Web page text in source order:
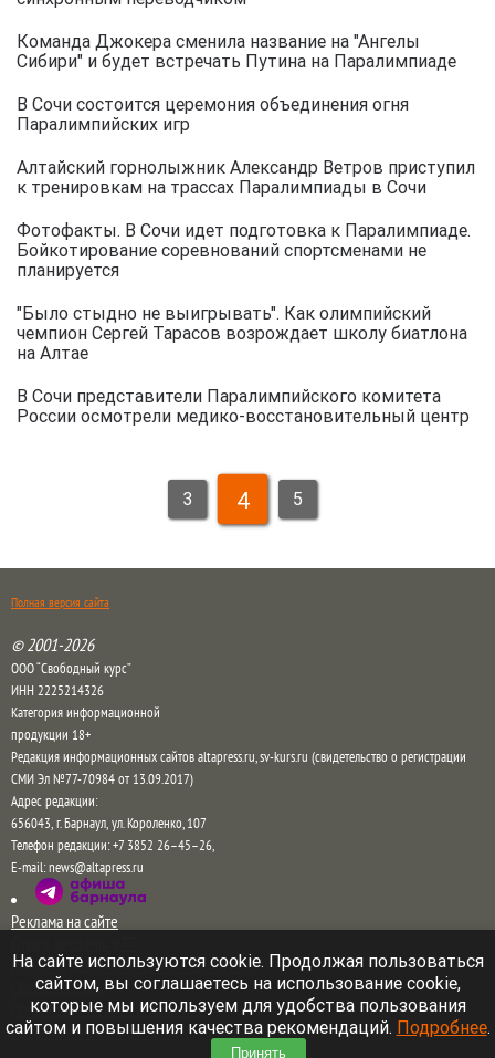
Команда Джокера сменила название на "Ангелы
Сибири" и будет встречать Путина на Паралимпиаде
В Сочи состоится церемония объединения огня
Паралимпийских игр
Алтайский горнолыжник Александр Ветров приступил
к тренировкам на трассах Паралимпиады в Сочи
Фотофакты. В Сочи идет подготовка к Паралимпиаде.
Бойкотирование соревнований спортсменами не
планируется
"Было стыдно не выигрывать". Как олимпийский
чемпион Сергей Тарасов возрождает школу биатлона
на Алтае
В Сочи представители Паралимпийского комитета
России осмотрели медико-восстановительный центр
3 4 5
Полная версия сайта
© 2001-2026
ООО “Свободный курс”
ИНН 2225214326
Категория информационной
продукции 18+
Редакция информационных сайтов altapress.ru, sv-kurs.ru (свидетельство о регистрации
СМИ Эл №77-70984 от 13.09.2017)
Адрес редакции:
656043,г. Барнаул,ул. Короленко, 107
Телефон редакции:+7 3852 26–45–26,
E-mail:news@altapress.ru
Реклама на сайте
Прайс на рекламу на сайте и в соцсетях
Обратная связь
Пользовательское соглашение
Правила комментирования
На сайте используются cookie. Продолжая пользоваться
сайтом, вы соглашаетесь на использование cookie,
которые мы используем для удобства пользования
сайтом и повышения качества рекомендаций. Подробнее.
Принять